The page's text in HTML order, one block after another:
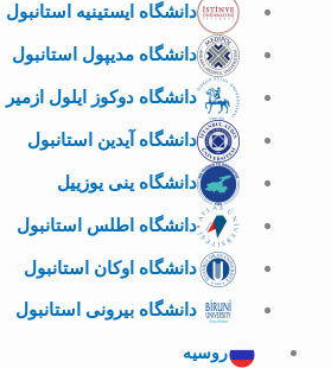
دانشگاه ایستینیه استانبول
دانشگاه مدیپول استانبول
دانشگاه دوکوز ایلول ازمیر
دانشگاه آیدین استانبول
دانشگاه ینی یوزییل
دانشگاه اطلس استانبول
دانشگاه اوکان استانبول
دانشگاه بیرونی استانبول
روسیه